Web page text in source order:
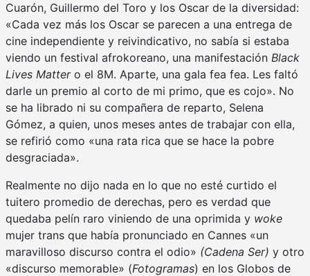
Cuarón, Guillermo del Toro y los Oscar de la diversidad:
«Cada vez más los Oscar se parecen a una entrega de
cine independiente y reivindicativo, no sabía si estaba
viendo un festival afrokoreano, una manifestación Black
Lives Mattero el 8M. Aparte, una gala fea fea. Les faltó
darle un premio al corto de mi primo, que es cojo». No
se ha librado ni su compañera de reparto, Selena
Gómez, a quien, unos meses antes de trabajar con ella,
se refirió como «una rata rica que se hace la pobre
desgraciada».
Realmente no dijo nada en lo que no esté curtido el
tuitero promedio de derechas, pero es verdad que
quedaba pelín raro viniendo de una oprimida y woke
mujer trans que había pronunciado en Cannes «un
maravilloso discurso contra el odio» (Cadena Ser) y otro
«discurso memorable» (Fotogramas) en los Globos de